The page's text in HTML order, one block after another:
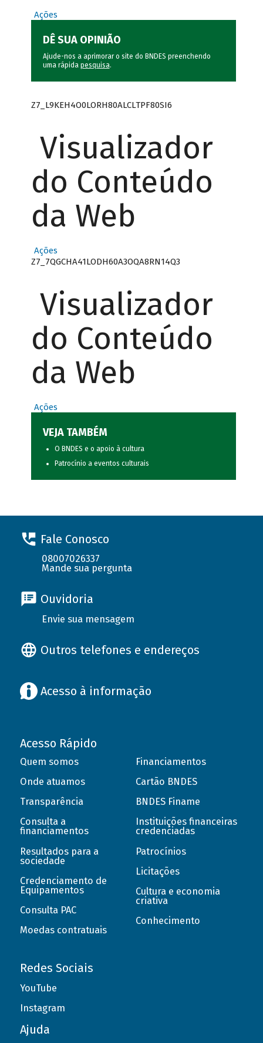
Ações
DÊ SUA OPINIÃO
Ajude-nos a aprimorar o site do BNDES preenchendo
uma rápida pesquisa.
Z7_L9KEH4O0LORH80ALCLTPF80SI6
Visualizador
do Conteúdo
da Web
Ações
Z7_7QGCHA41LODH60A3OQA8RN14Q3
Visualizador
do Conteúdo
da Web
Ações
VEJA TAMBÉM
O BNDES e o apoio à cultura
Patrocínio a eventos culturais
Fale Conosco
08007026337
Mande sua pergunta
Ouvidoria
Envie sua mensagem
Outros telefones e endereços
Acesso à informação
Acesso Rápido
Quem somos
Onde atuamos
Transparência
Consulta a
financiamentos
Resultados para a
sociedade
Credenciamento de
Equipamentos
Consulta PAC
Moedas contratuais
Financiamentos
Cartão BNDES
BNDES Finame
Instituições financeiras
credenciadas
Patrocínios
Licitações
Cultura e economia
criativa
Conhecimento
Redes Sociais
YouTube
Instagram
Ajuda